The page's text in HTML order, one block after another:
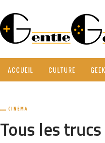
ACCUEIL CULTURE GEEK
CINÉMA
Tous les